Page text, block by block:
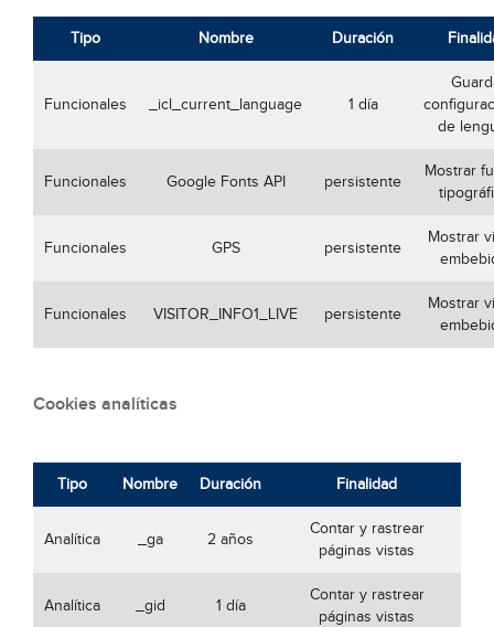
Tipo Nombre Duración
Funcionales _icl_current_language 1 día
de
Funcionales Google Fonts API persistente
Mostrar
Funcionales GPS persistente
Mostrar
Funcionales VISITOR_INFO1_LIVE persistente
Mostrar
Cookies analíticas
Tipo Nombre Duración Finalidad
Analítica _ga 2 años
Contar y rastrear
páginas vistas
Analítica _gid 1 día
Contar y rastrear
páginas vistas